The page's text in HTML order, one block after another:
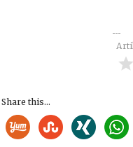
Share this...